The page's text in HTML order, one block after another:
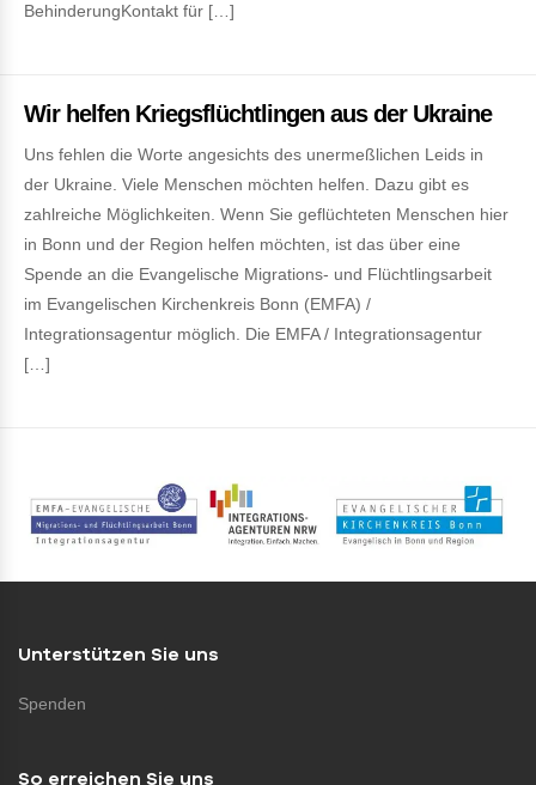
BehinderungKontakt für […]
Wir helfen Kriegsflüchtlingen aus der Ukraine
Uns fehlen die Worte angesichts des unermeßlichen Leids in
der Ukraine. Viele Menschen möchten helfen. Dazu gibt es
zahlreiche Möglichkeiten. Wenn Sie geflüchteten Menschen hier
in Bonn und der Region helfen möchten, ist das über eine
Spende an die Evangelische Migrations- und Flüchtlingsarbeit
im Evangelischen Kirchenkreis Bonn (EMFA) /
Integrationsagentur möglich. Die EMFA / Integrationsagentur
[…]
Unterstützen Sie uns
Spenden
So erreichen Sie uns